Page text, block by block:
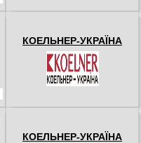
КОЕЛЬНЕР-УКРАЇНА
КОЕЛЬНЕР-УКРАЇНА